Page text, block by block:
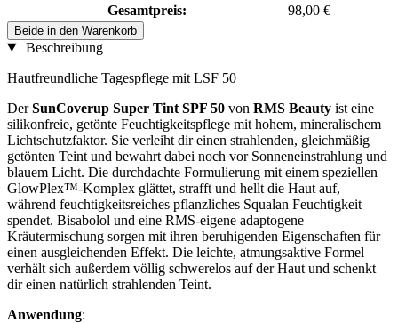
Gesamtpreis:
98,00 €
Beide in den Warenkorb
Beschreibung
Hautfreundliche Tagespflege mit LSF 50
DerSunCoverup Super Tint SPF 50 von RMS Beauty ist eine
silikonfreie, getönte Feuchtigkeitspflege mit hohem, mineralischem
Lichtschutzfaktor. Sie verleiht dir einen strahlenden, gleichmäßig
getönten Teint und bewahrt dabei noch vor Sonneneinstrahlung und
blauem Licht. Die durchdachte Formulierung mit einem speziellen
GlowPlex™-Komplex glättet, strafft und hellt die Haut auf,
während feuchtigkeitsreiches pflanzliches Squalan Feuchtigkeit
spendet. Bisabolol und eine RMS-eigene adaptogene
Kräutermischung sorgen mit ihren beruhigenden Eigenschaften für
einen ausgleichenden Effekt. Die leichte, atmungsaktive Formel
verhält sich außerdem völlig schwerelos auf der Haut und schenkt
dir einen natürlich strahlenden Teint.
Anwendung: